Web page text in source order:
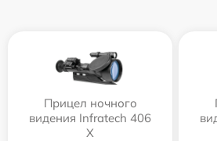
Прицел ночного
видения Infratech 406
Х